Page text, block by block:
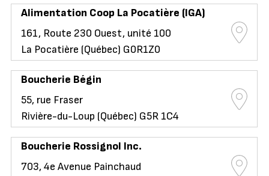
Alimentation Coop La Pocatière (IGA)
161, Route 230 Ouest, unité 100
La Pocatière (Québec) G0R1Z0
Boucherie Bégin
55, rue Fraser
Rivière-du-Loup (Québec) G5R 1C4
Boucherie Rossignol Inc.
703, 4e Avenue Painchaud